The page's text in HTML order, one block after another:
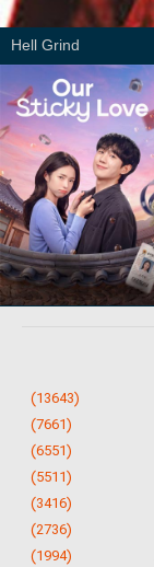
Hell Grind
(13643)
(7661)
(6551)
(5511)
(3416)
(2736)
(1994)